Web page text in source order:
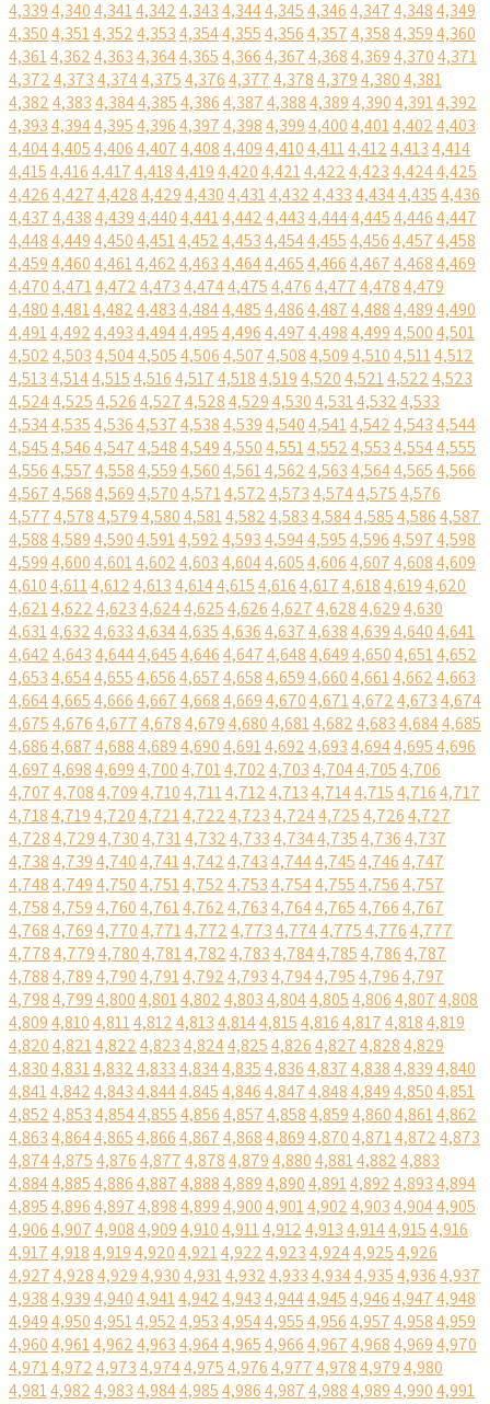
4,3394,3404,3414,3424,3434,3444,3454,3464,3474,3484,349
4,3504,3514,3524,3534,3544,3554,3564,3574,3584,3594,360
4,3614,3624,3634,3644,3654,3664,3674,3684,3694,3704,371
4,3724,3734,3744,3754,3764,3774,3784,3794,3804,381
4,3824,3834,3844,3854,3864,3874,3884,3894,3904,3914,392
4,3934,3944,3954,3964,3974,3984,3994,4004,4014,4024,403
4,4044,4054,4064,4074,4084,4094,4104,4114,4124,4134,414
4,4154,4164,4174,4184,4194,4204,4214,4224,4234,4244,425
4,4264,4274,4284,4294,4304,4314,4324,4334,4344,4354,436
4,4374,4384,4394,4404,4414,4424,4434,4444,4454,4464,447
4,4484,4494,4504,4514,4524,4534,4544,4554,4564,4574,458
4,4594,4604,4614,4624,4634,4644,4654,4664,4674,4684,469
4,4704,4714,4724,4734,4744,4754,4764,4774,4784,479
4,4804,4814,4824,4834,4844,4854,4864,4874,4884,4894,490
4,4914,4924,4934,4944,4954,4964,4974,4984,4994,5004,501
4,5024,5034,5044,5054,5064,5074,5084,5094,5104,5114,512
4,5134,5144,5154,5164,5174,5184,5194,5204,5214,5224,523
4,5244,5254,5264,5274,5284,5294,5304,5314,5324,533
4,5344,5354,5364,5374,5384,5394,5404,5414,5424,5434,544
4,5454,5464,5474,5484,5494,5504,5514,5524,5534,5544,555
4,5564,5574,5584,5594,5604,5614,5624,5634,5644,5654,566
4,5674,5684,5694,5704,5714,5724,5734,5744,5754,576
4,5774,5784,5794,5804,5814,5824,5834,5844,5854,5864,587
4,5884,5894,5904,5914,5924,5934,5944,5954,5964,5974,598
4,5994,6004,6014,6024,6034,6044,6054,6064,6074,6084,609
4,6104,6114,6124,6134,6144,6154,6164,6174,6184,6194,620
4,6214,6224,6234,6244,6254,6264,6274,6284,6294,630
4,6314,6324,6334,6344,6354,6364,6374,6384,6394,6404,641
4,6424,6434,6444,6454,6464,6474,6484,6494,6504,6514,652
4,6534,6544,6554,6564,6574,6584,6594,6604,6614,6624,663
4,6644,6654,6664,6674,6684,6694,6704,6714,6724,6734,674
4,6754,6764,6774,6784,6794,6804,6814,6824,6834,6844,685
4,6864,6874,6884,6894,6904,6914,6924,6934,6944,6954,696
4,6974,6984,6994,7004,7014,7024,7034,7044,7054,706
4,7074,7084,7094,7104,7114,7124,7134,7144,7154,7164,717
4,7184,7194,7204,7214,7224,7234,7244,7254,7264,727
4,7284,7294,7304,7314,7324,7334,7344,7354,7364,737
4,7384,7394,7404,7414,7424,7434,7444,7454,7464,747
4,7484,7494,7504,7514,7524,7534,7544,7554,7564,757
4,7584,7594,7604,7614,7624,7634,7644,7654,7664,767
4,7684,7694,7704,7714,7724,7734,7744,7754,7764,777
4,7784,7794,7804,7814,7824,7834,7844,7854,7864,787
4,7884,7894,7904,7914,7924,7934,7944,7954,7964,797
4,7984,7994,8004,8014,8024,8034,8044,8054,8064,8074,808
4,8094,8104,8114,8124,8134,8144,8154,8164,8174,8184,819
4,8204,8214,8224,8234,8244,8254,8264,8274,8284,829
4,8304,8314,8324,8334,8344,8354,8364,8374,8384,8394,840
4,8414,8424,8434,8444,8454,8464,8474,8484,8494,8504,851
4,8524,8534,8544,8554,8564,8574,8584,8594,8604,8614,862
4,8634,8644,8654,8664,8674,8684,8694,8704,8714,8724,873
4,8744,8754,8764,8774,8784,8794,8804,8814,8824,883
4,8844,8854,8864,8874,8884,8894,8904,8914,8924,8934,894
4,8954,8964,8974,8984,8994,9004,9014,9024,9034,9044,905
4,9064,9074,9084,9094,9104,9114,9124,9134,9144,9154,916
4,9174,9184,9194,9204,9214,9224,9234,9244,9254,926
4,9274,9284,9294,9304,9314,9324,9334,9344,9354,9364,937
4,9384,9394,9404,9414,9424,9434,9444,9454,9464,9474,948
4,9494,9504,9514,9524,9534,9544,9554,9564,9574,9584,959
4,9604,9614,9624,9634,9644,9654,9664,9674,9684,9694,970
4,9714,9724,9734,9744,9754,9764,9774,9784,9794,980
4,9814,9824,9834,9844,9854,9864,9874,9884,9894,9904,991